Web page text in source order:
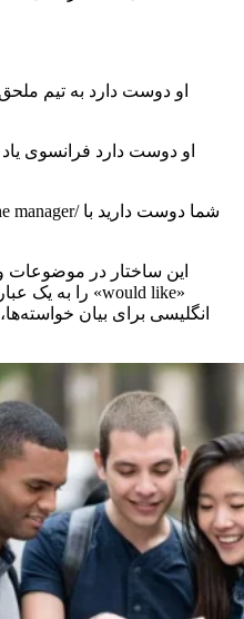
manager/ شما دوست دارید با
این ساختار در
«
would like» را به یک
انگلیسی برای بیان